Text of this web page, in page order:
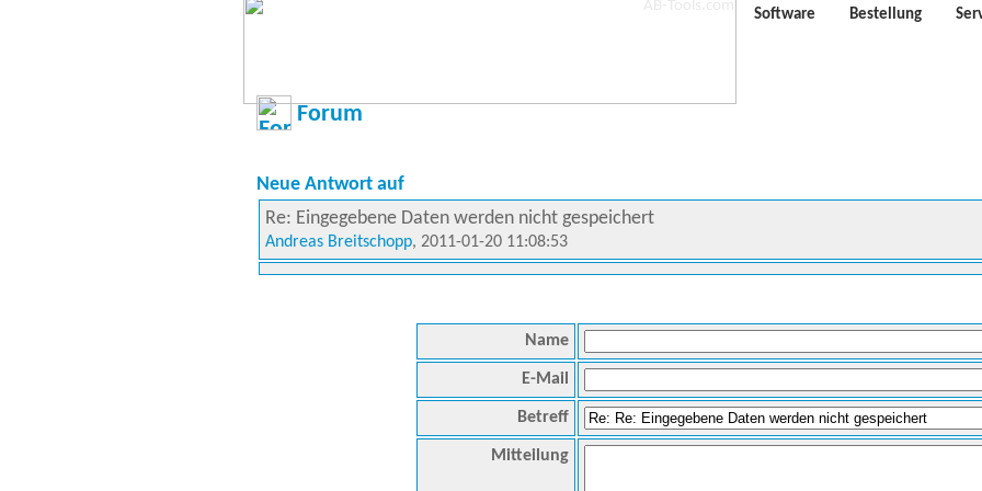
Software Bestellung
Forum
Neue Antwort auf
Re: Eingegebene Daten werden nicht gespeichert
Andreas Breitschopp, 2011-01-20 11:08:53
Name
E-Mail
Betreff
Mitteilung